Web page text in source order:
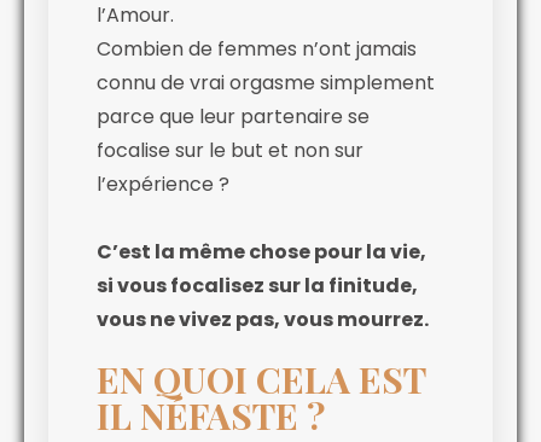
l’Amour.
Combien de femmes n’ont jamais
connu de vrai orgasme simplement
parce que leur partenaire se
focalise sur le but et non sur
l’expérience ?
C’est la même chose pour la vie,
si vous focalisez sur la finitude,
vous ne vivez pas, vous mourrez.
EN QUOI CELA EST
IL NÉFASTE ?